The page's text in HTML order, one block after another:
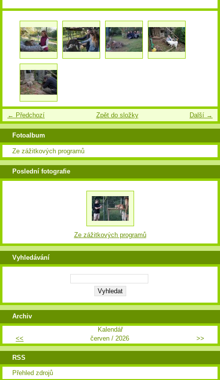
← Předchozí Další →
Zpět do složky
Fotoalbum
Ze zážitkových programů
Poslední fotografie
Ze zážitkových programů
Vyhledávání
Archiv
Kalendář
<<
červen / 2026 >>
RSS
Přehled zdrojů